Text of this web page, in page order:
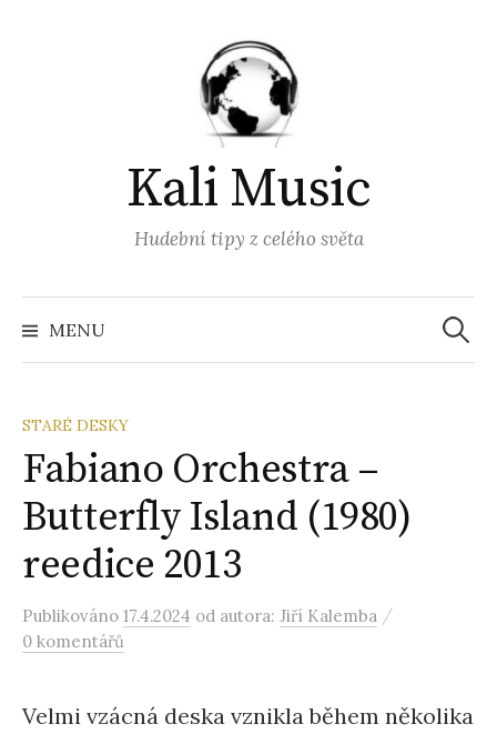
Kali Music
Hudební tipy z celého světa
MENU
STARÉ DESKY
Fabiano Orchestra –
Butterfly Island (1980)
reedice 2013
Publikováno 17.4.2024 od autora: Jiří Kalemba /
0 komentářů
Velmi vzácná deska vznikla během několika